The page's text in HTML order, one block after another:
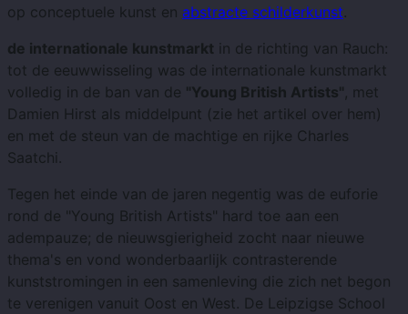
op conceptuele kunst en abstracte schilderkunst.
de internationale kunstmarkt in de richting van Rauch:
tot de eeuwwisseling was de internationale kunstmarkt
volledig in de ban van de "Young British Artists" , met
Damien Hirst als middelpunt (zie het artikel over hem)
en met de steun van de machtige en rijke Charles
Saatchi.
Tegen het einde van de jaren negentig was de euforie
rond de "Young British Artists" hard toe aan een
adempauze; de ​​nieuwsgierigheid zocht naar nieuwe
thema's en vond wonderbaarlijk contrasterende
kunststromingen in een samenleving die zich net begon
te verenigen vanuit Oost en West. De Leipzigse School